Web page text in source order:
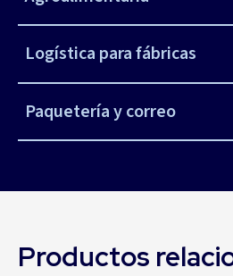
Logística para fábricas
Paquetería y correo
Productos